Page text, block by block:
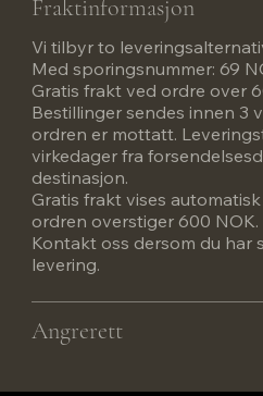
Fraktinformasjon
Vi tilbyr to
Med sporingsnummer: 69
Gratis frakt ved ordre over
Bestillinger sendes innen 3
ordren er mottatt.
virkedager fra
destinasjon.
Gratis frakt vises
ordren overstiger 600 NOK.
Kontakt oss dersom du har
levering.
Angrerett